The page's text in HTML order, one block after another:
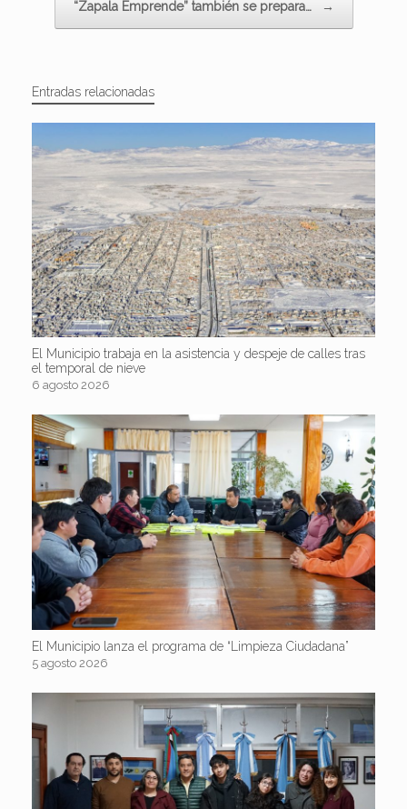
“Zapala Emprende” también se prepara… →
Entradas relacionadas
El Municipio trabaja en la asistencia y despeje de calles tras
el temporal de nieve
6 agosto 2026
El Municipio lanza el programa de “Limpieza Ciudadana”
5 agosto 2026